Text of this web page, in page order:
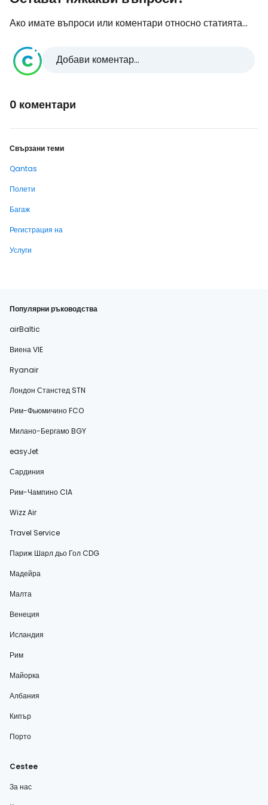
Ако имате въпроси или коментари относно статията...
Добави коментар...
0 коментари
Свързани теми
Qantas
Полети
Багаж
Регистрация на
Услуги
Популярни ръководства
airBaltic
Виена VIE
Ryanair
Лондон Станстед STN
Рим-Фьюмичино FCO
Милано-Бергамо BGY
easyJet
Сардиния
Рим-Чампино CIA
Wizz Air
Travel Service
Париж Шарл дьо Гол CDG
Мадейра
Малта
Венеция
Исландия
Рим
Майорка
Албания
Кипър
Порто
Cestee
За нас